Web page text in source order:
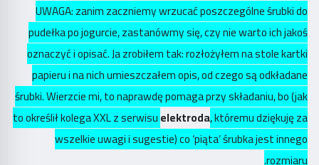
UWAGA: zanim zaczniemy wrzucać poszczególne śrubki do
pudełka po jogurcie, zastanówmy się, czy nie warto ich jakoś
oznaczyć i opisać. Ja zrobiłem tak: rozłożyłem na stole kartki
papieru i na nich umieszczałem opis, od czego są odkładane
śrubki. Wierzcie mi, to naprawdę pomaga przy składaniu, bo (jak
to określił kolega XXL z serwisuelektroda, któremu dziękuję za
wszelkie uwagi i sugestie) co ‘piąta’ śrubka jest innego
rozmiaru.